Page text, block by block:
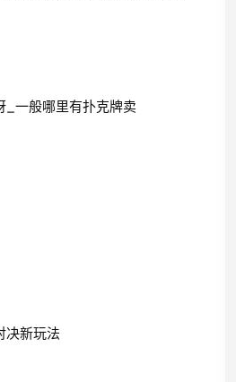
_一般哪里有扑克牌卖
决新玩法